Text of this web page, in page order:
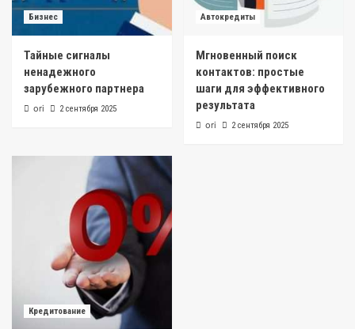
Бизнес
Тайные сигналы
ненадежного
зарубежного партнера
ori 2 сентября 2025
Автокредиты
Мгновенный поиск
контактов: простые
шаги для эффективного
результата
ori 2 сентября 2025
Кредитование